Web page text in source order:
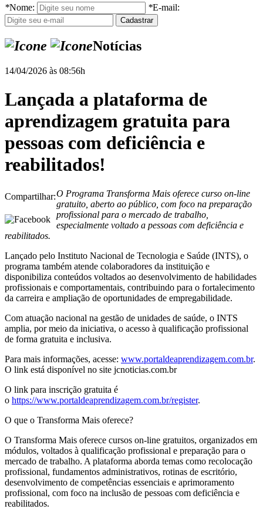
*Nome: *E-mail:
Notícias
14/04/2026 às 08:56h
Lançada a plataforma de
aprendizagem gratuita para
pessoas com deficiência e
reabilitados!
Compartilhar:O Programa Transforma Mais oferece curso on-line
gratuito, aberto ao público, com foco na preparação
profissional para o mercado de trabalho,
especialmente voltado a pessoas com deficiência e
reabilitados.
Lançado pelo Instituto Nacional de Tecnologia e Saúde (INTS), o
programa também atende colaboradores da instituição e
disponibiliza conteúdos voltados ao desenvolvimento de habilidades
profissionais e comportamentais, contribuindo para o fortalecimento
da carreira e ampliação de oportunidades de empregabilidade.
Com atuação nacional na gestão de unidades de saúde, o INTS
amplia, por meio da iniciativa, o acesso à qualificação profissional
de forma gratuita e inclusiva.
Para mais informações, acesse: www.portaldeaprendizagem.com.br.
O link está disponível no site jcnoticias.com.br
O link para inscrição gratuita é
o https://www.portaldeaprendizagem.com.br/register.
O que o Transforma Mais oferece?
O Transforma Mais oferece cursos on-line gratuitos, organizados em
módulos, voltados à qualificação profissional e preparação para o
mercado de trabalho. A plataforma aborda temas como recolocação
profissional, fundamentos administrativos, rotinas de escritório,
desenvolvimento de competências essenciais e aprimoramento
profissional, com foco na inclusão de pessoas com deficiência e
reabilitados.